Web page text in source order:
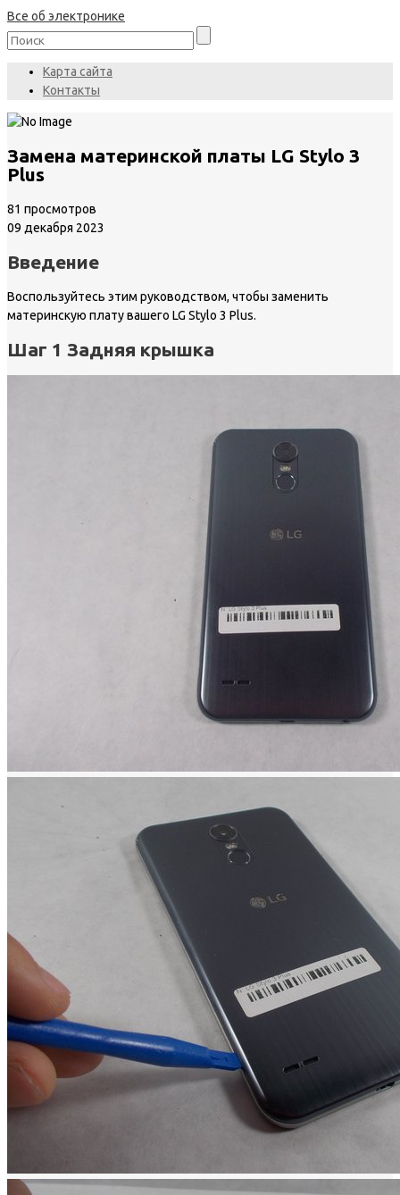
Все об электронике
Карта сайта
Контакты
Замена материнской платы LG Stylo 3
Plus
81 просмотров
09 декабря 2023
Введение
Воспользуйтесь этим руководством, чтобы заменить
материнскую плату вашего LG Stylo 3 Plus.
Шаг 1 Задняя крышка